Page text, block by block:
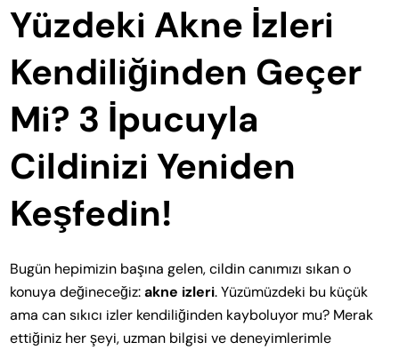
Yüzdeki Akne İzleri
Kendiliğinden Geçer
Mi? 3 İpucuyla
Cildinizi Yeniden
Keşfedin!
Bugün hepimizin başına gelen, cildin canımızı sıkan o
konuya değineceğiz:akne izleri. Yüzümüzdeki bu küçük
ama can sıkıcı izler kendiliğinden kayboluyor mu? Merak
ettiğiniz her şeyi, uzman bilgisi ve deneyimlerimle